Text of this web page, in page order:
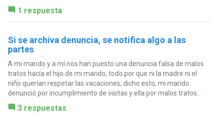
1 respuesta
Si se archiva denuncia, se notifica algo a las
partes
A mi marido y a mí nos han puesto una denuncia falsa de malos
tratos hacía el hijo de mi marido, todo por que ni la madre ni el
niño querían respetar las vacaciones, dicho esto, mi marido
denunció por incumplimiento de visitas y ella por malos tratos...
3 respuestas